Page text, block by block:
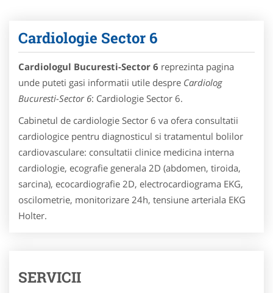
Cardiologie Sector 6
Cardiologul Bucuresti-Sector 6 reprezinta pagina
unde puteti gasi informatii utile despre Cardiolog
Bucuresti-Sector 6: Cardiologie Sector 6.
Cabinetul de cardiologie Sector 6 va ofera consultatii
cardiologice pentru diagnosticul si tratamentul bolilor
cardiovasculare: consultatii clinice medicina interna
cardiologie, ecografie generala 2D (abdomen, tiroida,
sarcina), ecocardiografie 2D, electrocardiograma EKG,
oscilometrie, monitorizare 24h, tensiune arteriala EKG
Holter.
SERVICII